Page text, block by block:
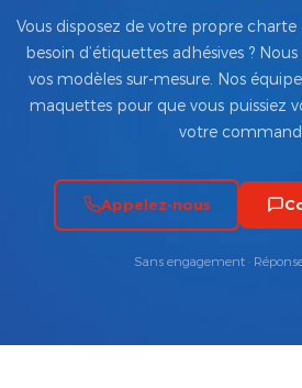
Vous disposez de votre propre
besoin d’étiquettes adhésives ?
vos modèles sur-mesure. Nos
maquettes pour que vous puissiez
votre
Appelez-nous
Sans engagement ·